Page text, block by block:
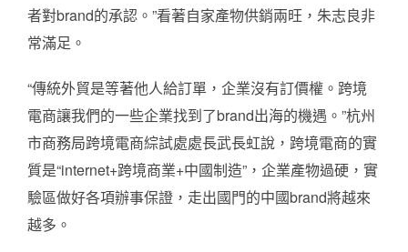
者對brand的承認。”看著自家產物供銷兩旺，朱志良非
常滿足。
“傳統外貿是等著他人給訂單，企業沒有訂價權。跨境
電商讓我們的一些企業找到了brand出海的機遇。”杭州
市商務局跨境電商綜試處處長武長虹說，跨境電商的實
質是“internet+跨境商業+中國制造”，企業產物過硬，實
驗區做好各項辦事保證，走出國門的中國brand將越來
越多。